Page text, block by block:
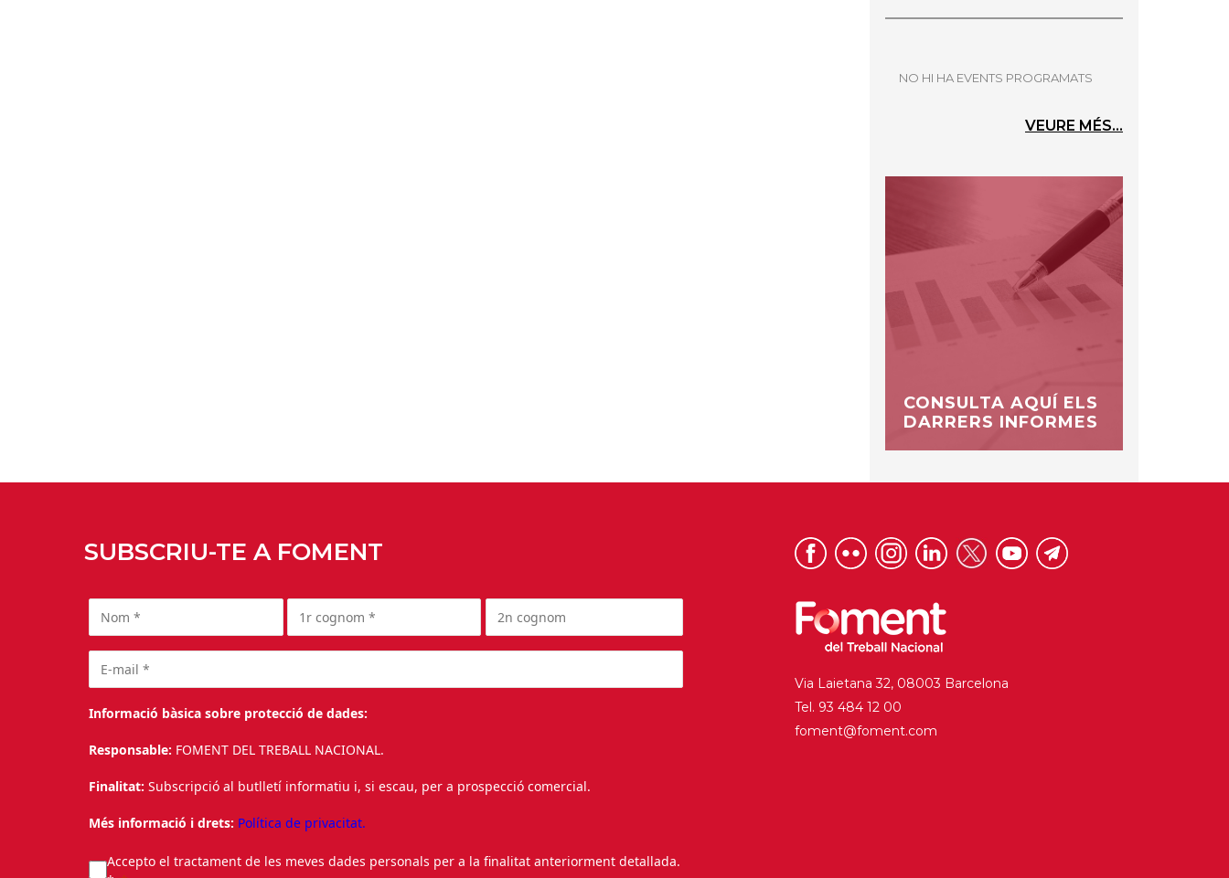
NO HI HA EVENTS PROGRAMATS
VEURE MÉS...
CONSULTA AQUÍ ELS
DARRERS INFORMES
SUBSCRIU-TE A FOMENT
Informació bàsica sobre protecció de dades:
Responsable: FOMENT DEL TREBALL NACIONAL.
Finalitat: Subscripció al butlletí informatiu i, si escau, per a prospecció comercial.
Més informació i drets: Política de privacitat.
Accepto el tractament de les meves dades personals per a la finalitat anteriorment detallada.
Via Laietana 32, 08003 Barcelona
Tel. 93 484 12 00
foment@foment.com